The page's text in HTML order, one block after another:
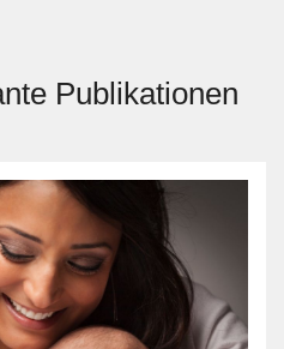
Publikationen